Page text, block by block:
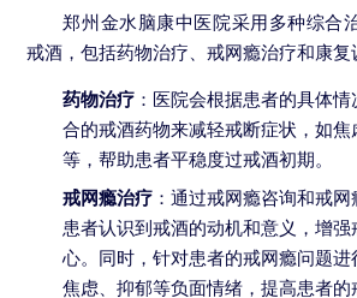
郑州金水脑康中医院采用多种综合
戒酒，包括药物治疗、戒网瘾治疗和康复
药物治疗 ：医院会根据患者的具体
合的戒酒药物来减轻戒断症状，如焦
等，帮助患者平稳度过戒酒初期。
戒网瘾治疗 ：通过戒网瘾咨询和戒
患者认识到戒酒的动机和意义，增
心。同时，针对患者的戒网瘾问题进
焦虑、抑郁等负面情绪，提高患者的